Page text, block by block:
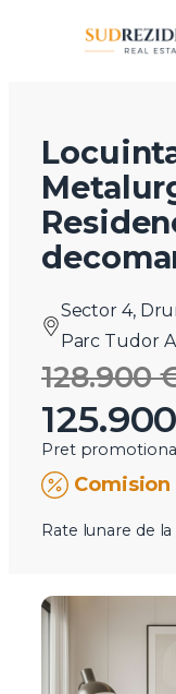
Sector 4,
Parc Tudor
128.900
Pret promotional
Rate lunare de la